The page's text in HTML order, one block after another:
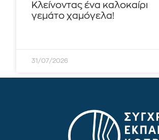
Κλείνοντας ένα καλοκαίρι
γεμάτο χαμόγελα!
31/07/2026